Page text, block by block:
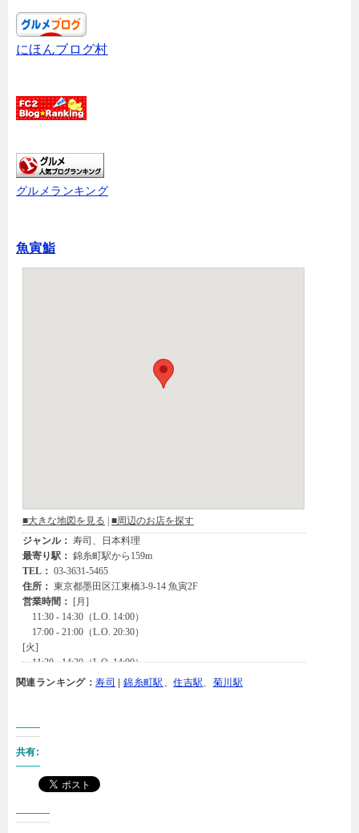
にほんブログ村
グルメランキング
魚寅鮨
関連ランキング：寿司 |錦糸町駅 、住吉駅、 菊川駅
共有: